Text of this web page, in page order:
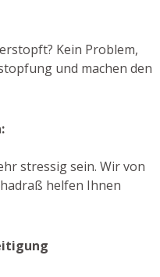
Kein Problem,
und machen den
stressig sein. Wir von
helfen Ihnen